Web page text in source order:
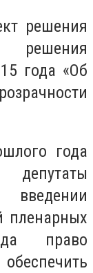
решения
решения
года «Об
года
пленарных
право